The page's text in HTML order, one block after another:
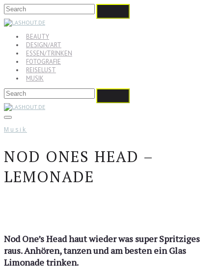
BEAUTY
DESIGN/ART
ESSEN/TRINKEN
FOTOGRAFIE
REISELUST
MUSIK
Musik
NOD ONES HEAD –
LEMONADE
Nod One’s Head haut wieder was super Spritziges
raus. Anhören, tanzen und am besten ein Glas
Limonade trinken.